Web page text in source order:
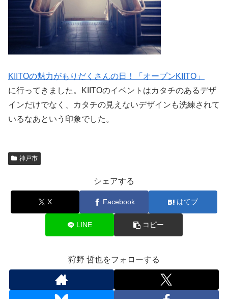
KIITOの魅力がもりだくさんの日！「オープンKIITO」
に行ってきました。KIITOのイベントはカタチのあるデザ
インだけでなく、カタチの見えないデザインも洗練されて
いるなあという印象でした。
神戸市
シェアする
X Facebook はてブ
LINE コピー
狩野 哲也をフォローする